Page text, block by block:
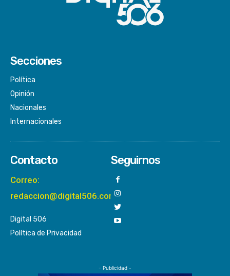
Secciones
Política
Opinión
Nacionales
Internacionales
Contacto
Correo:
redaccion@digital506.com
Digital 506
Política de Privacidad
Seguirnos
- Publicidad -